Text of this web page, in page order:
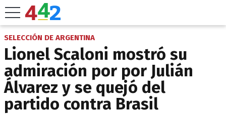
SELECCIÓN DE ARGENTINA
Lionel Scaloni mostró su
admiración por por Julián
Álvarez y se quejó del
partido contra Brasil